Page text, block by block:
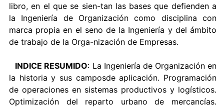
libro, en el que se sien-tan las bases que defienden a
la Ingeniería de Organización como disciplina con
marca propia en el seno de la Ingeniería y del ámbito
de trabajo de la Orga-nización de Empresas.
INDICE RESUMIDO: La Ingeniería de Organización en
la historia y sus camposde aplicación. Programación
de operaciones en sistemas productivos y logísticos.
Optimización del reparto urbano de mercancías.